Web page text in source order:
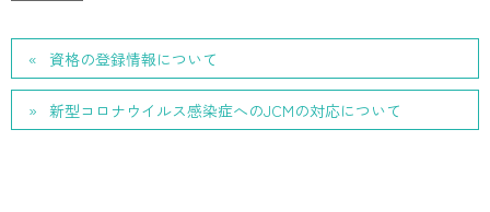
資格の登録情報について
新型コロナウイルス感染症へのJCMの対応について